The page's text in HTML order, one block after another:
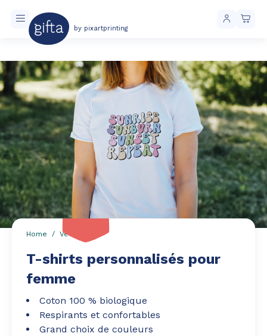
by pixartprinting
Livraison toujours gratuite à partir de 40 € d'achat
Home Vêtements
T-shirts personnalisés pour
femme
Coton 100 % biologique
Respirants et confortables
Grand choix de couleurs